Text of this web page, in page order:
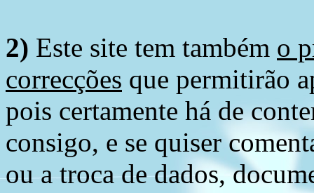
2) Este site tem também o
correcções que permitirão
pois certamente há de
consigo, e se quiser
ou a troca de dados,